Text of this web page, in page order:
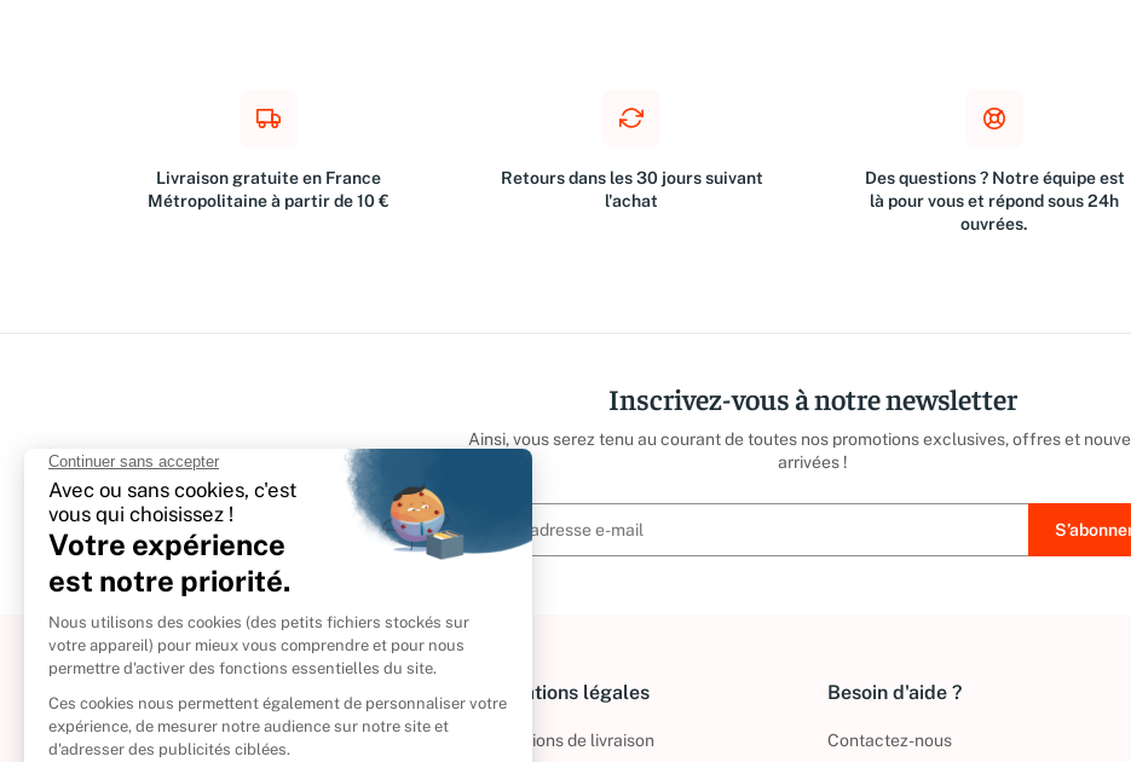
Livraison gratuite en France
Métropolitaine à partir de 10 €
Retours dans les 30 jours suivant
l'achat
Des questions ? Notre équipe est
là pour vous et répond sous 24h
ouvrées.
Inscrivez-vous à notre newsletter
Ainsi, vous serez tenu au courant de toutes nos promotions exclusives, offres et
arrivées !
À propos
Politique de retour
Informations légales
Informations de livraison
Besoin d'aide ?
Contactez-nous